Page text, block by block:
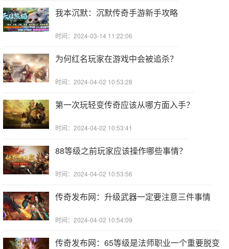
我本沉默：沉默传奇手游新手攻略
时间：2024-03-14 11:22:06
为何红名玩家在游戏中会被追杀？
时间：2024-04-02 10:53:28
第一次玩轻变传奇应该从哪方面入手？
时间：2024-04-02 10:53:41
88等级之前玩家应该操作哪些事情？
时间：2024-04-02 10:53:56
传奇发布网：升级武器一定要注意三件事情
时间：2024-04-02 10:54:09
传奇发布网：65等级是法师职业一个重要脱变